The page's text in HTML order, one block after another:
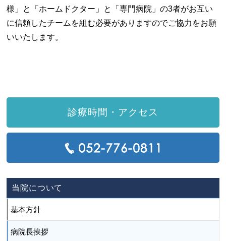
様」と「ホームドクター」と「専門病院」の3者がお互い
に信頼したチームを組む必要がありますのでご協力をお願
いいたします。
診療時間・アクセス
当院について
基本方針
病院長挨拶